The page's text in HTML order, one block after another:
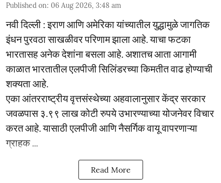
Published on: 06 Aug 2026, 3:48 am
नवी दिल्ली : इराण आणि अमेरिका यांच्यातील युद्धामुळे जागतिक
इंधन पुरवठा साखळीवर परिणाम झाला आहे. याचा फटका
भारतासह अनेक देशांना बसला आहे. अशातच आता आगामी
काळात भारतातील एलपीजी सिलिंडरच्या किमतीत वाढ होण्याची
शक्यता आहे.
एका आंतरराष्ट्रीय वृत्तसंस्थेच्या अहवालानुसार केंद्र सरकार
जवळपास ३.९९ लाख कोटी रुपये उभारण्याच्या योजनेवर विचार
करत आहे. यासाठी एलपीजी आणि नैसर्गिक वायू वापरणाऱ्या
ग्राहक ...
Read More